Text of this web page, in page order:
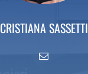
CRISTIANA SASSETTI